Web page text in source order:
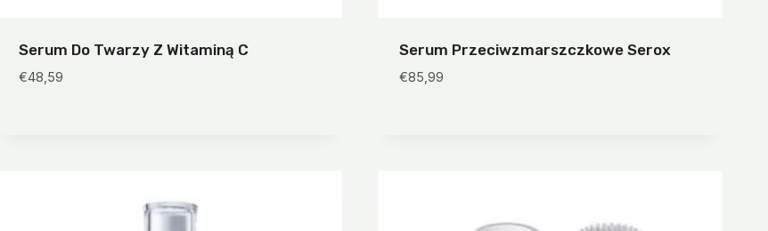
Serum Do Twarzy Z Witaminą C
€48,59
Serum Przeciwzmarszczkowe Serox
€85,99